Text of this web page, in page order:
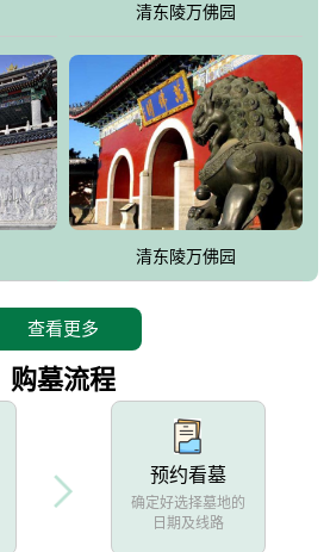
，目前完成投资近12亿元人民币，园区采
界文化遗产地清东陵的和谐统一，在园
区建设的有机融合，充分发挥独一无二
园林，建设旅游景观、寺庙、酒店等综
营，使企业的多元化经营项目相互依
盖率达90%。
个；主体建筑金宝塔，墓位容量8万个，
，为客户提供墓碑设计制作服务、特色
清东陵万佛园
清东陵万佛园
查看更多
购墓流程
预约看墓
确定好选择墓地的
日期及线路